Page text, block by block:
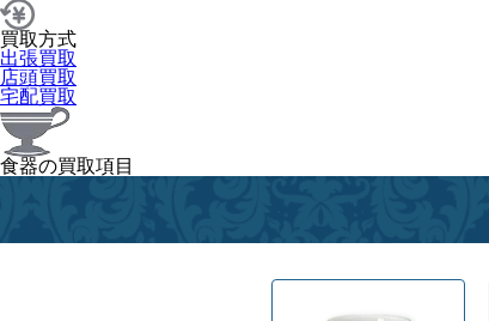
買取方式
出張買取
店頭買取
宅配買取
食器の買取項目